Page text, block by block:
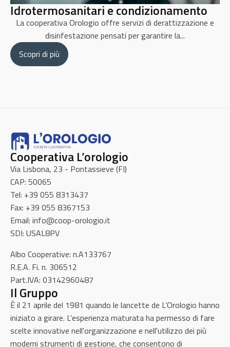
Idrotermosanitari e condizionamento
La cooperativa Orologio offre servizi di derattizzazione e
disinfestazione pensati per garantire la...
Scopri di più
Cooperativa L’orologio
Via Lisbona, 23 - Pontassieve (FI)
CAP: 50065
Tel: +39 055 8313437
Fax: +39 055 8367153
Email: info@coop-orologio.it
SDI: USAL8PV
Albo Cooperative: n.A133767
R.E.A. Fi. n. 306512
Part.IVA: 03142960487
Il Gruppo
È il 21 aprile del 1981 quando le lancette de L’Orologio hanno
iniziato a girare. L'esperienza maturata ha permesso di fare
scelte innovative nell'organizzazione e nell'utilizzo dei più
moderni strumenti di gestione, che consentono di